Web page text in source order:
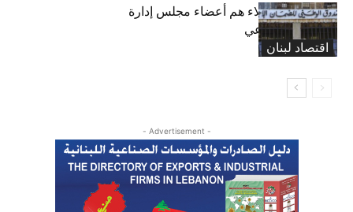
اقتصاد لبنان
بعد 19 عاماً: هؤلاء هم أعضاء مجلس إدارة
الضمان الاجتماعي
- Advertisement -